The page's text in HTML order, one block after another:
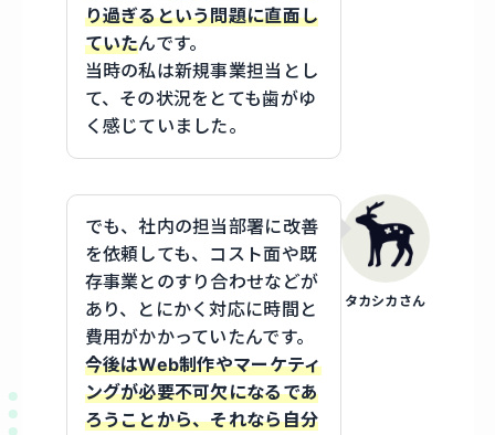
り過ぎるという問題に直面し
ていたんです。
当時の私は新規事業担当とし
て、その状況をとても歯がゆ
く感じていました。
タカシカさん
でも、社内の担当部署に改善
を依頼しても、コスト面や既
存事業とのすり合わせなどが
あり、とにかく対応に時間と
費用がかかっていたんです。
今後はWeb制作やマーケティ
ングが必要不可欠になるであ
ろうことから、それなら自分